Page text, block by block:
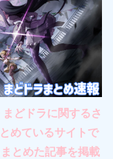
どドラに関するさ
めているサイトで
とめた記事を掲載